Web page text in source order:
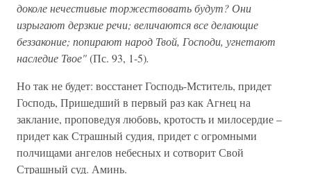
доколе нечестивые торжествовать будут? Они
изрыгают дерзкие речи; величаются все делающие
беззаконие; попирают народ Твой, Господи, угнетают
наследие Твое"(Пс. 93, 1-5).
Но так не будет: восстанет Господь-Мститель, придет
Господь, Пришедший в первый раз как Агнец на
заклание, проповедуя любовь, кротость и милосердие –
придет как Страшный судия, придет с огромными
полчищами ангелов небесных и сотворит Свой
Страшный суд. Аминь.